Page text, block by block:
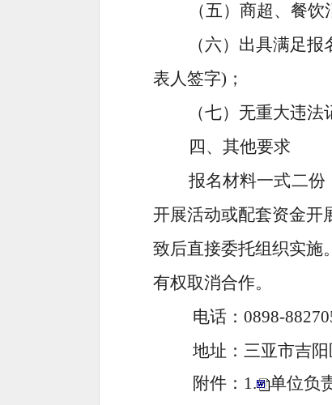
（五）商超、 餐饮
（六）出具满足
表人签字) ；
（七）无重大违
四、其他要求
报名材料一式二份
开展活动或配套资金开
致后直接委托组织实施
有权取消合作。
电话：0898-
地址：三亚市吉
附件：1.
单位负